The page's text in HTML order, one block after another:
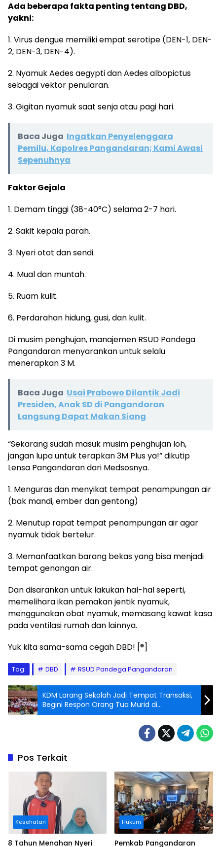
Ada beberapa fakta penting tentang DBD,
yakni:
1. Virus dengue memiliki empat serotipe (DEN-1, DEN-
2, DEN-3, DEN-4).
2. Nyamuk Aedes aegypti dan Aedes albopictus
sebagai vektor penularan.
3. Gigitan nyamuk saat senja atau pagi hari.
Baca Juga Ingatkan Penyelenggara
Pemilu, Kapolres Pangandaran; Kami Awasi
Sepenuhnya
Faktor Gejala
1. Demam tinggi (38-40°C) selama 2-7 hari.
2. Sakit kepala parah.
3. Nyeri otot dan sendi.
4. Mual dan muntah.
5. Ruam kulit.
6. Perdarahan hidung, gusi, dan kulit.
Di musim penghujan, manajemen RSUD Pandega
Pangandaran menyarankan untuk selalu
menerapkan 3 M.
Baca Juga Usai Prabowo Dilantik Jadi
Presiden, Anak SD di Pangandaran
Langsung Dapat Makan Siang
“Sekarang sudah masuk musim penghujan loh,
jangan lupa untuk terapkan 3M Plus ya!” dikutip
Lensa Pangandaran dari Medsosnya.
1. Menguras dan menyikat tempat penampungan air
(bak mandi, ember dan gentong)
2. Menutup rapat tempat penampungan air agar
nyamuk tidak bertelur.
3. Memanfaatkan barang bekas yang bisa menjadi
tempat genangan air.
Dan disarankan untuk lakukan hal-hal seperti,
memelihara ikan pemakan jentik nyamuk,
menggunakan obat nyamuk, memasang kawat kasa
pada ventilasi rumah dan lainnya.
Yuk kita sama-sama cegah DBD! [®]
Tag: DBD RSUD Pandega Pangandaran
KDM Larang Sekolah Jadi Tempat Transaksi,
Begini Respon Orang Tua Murid di
Pangandaran
Pos Terkait
Kesehatan
8 Tahun Menahan Nyeri
Hukum
Pemkab Pangandaran